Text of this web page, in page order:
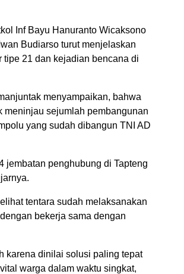
Inf Bayu Hanuranto Wicaksono
Budiarso turut menjelaskan
21 dan kejadian bencana di
menyampaikan, bahwa
meninjau sejumlah pembangunan
yang sudah dibangun TNI AD
jembatan penghubung di Tapteng
tentara sudah melaksanakan
bekerja sama dengan
karena dinilai solusi paling tepat
warga dalam waktu singkat,